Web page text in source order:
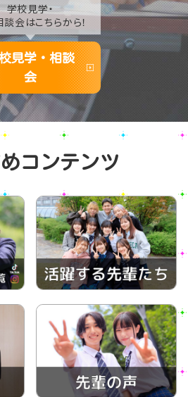
学校見学・
会はこちらから！
見学・相談
会
コンテンツ